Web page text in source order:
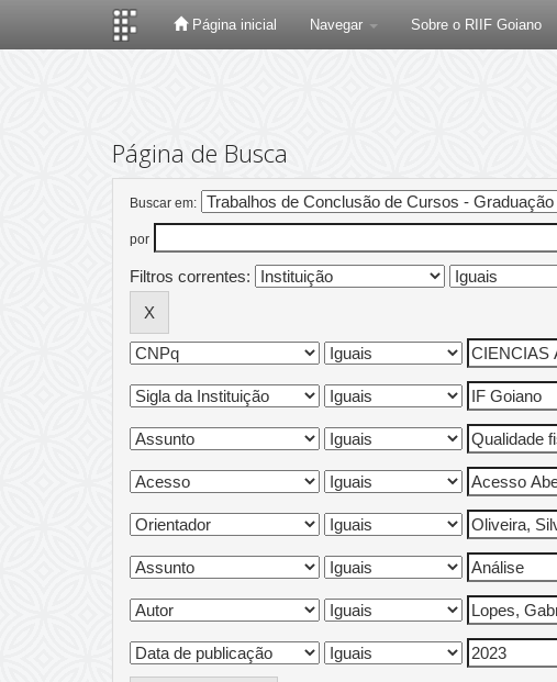
Página inicial Navegar Sobre o RIIF Goiano
Página de Busca
Buscar em:
por
Filtros correntes: